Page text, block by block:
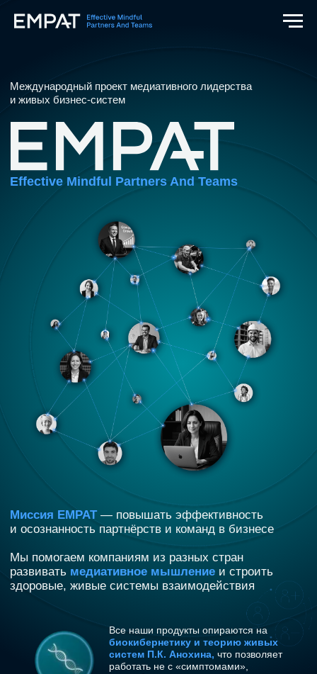
Все наши продукты опираются на
биокибернетику и теорию живых
систем П.К. Анохина,
что позволяет
работать не с «симптомами»,
а с глубокими системными
взаимосвязями в бизнесе
Миссия ЕМРАТ — повышать эффективность
и осознанность партнёрств и команд в бизнесе
Мы помогаем компаниям из разных стран
развивать медиативное мышление
и строить
здоровые, живые системы взаимодействия
Effective Mindful Partners And Teams
Международный проект медиативного лидерства
и живых бизнес-систем
ЕМРАТ — это единая международная платформа,
объединяющая5 авторских продуктов,созданных
медиатором, исследователем и практикомАнной Сорокиной,
Что такое ЕМРАТ?